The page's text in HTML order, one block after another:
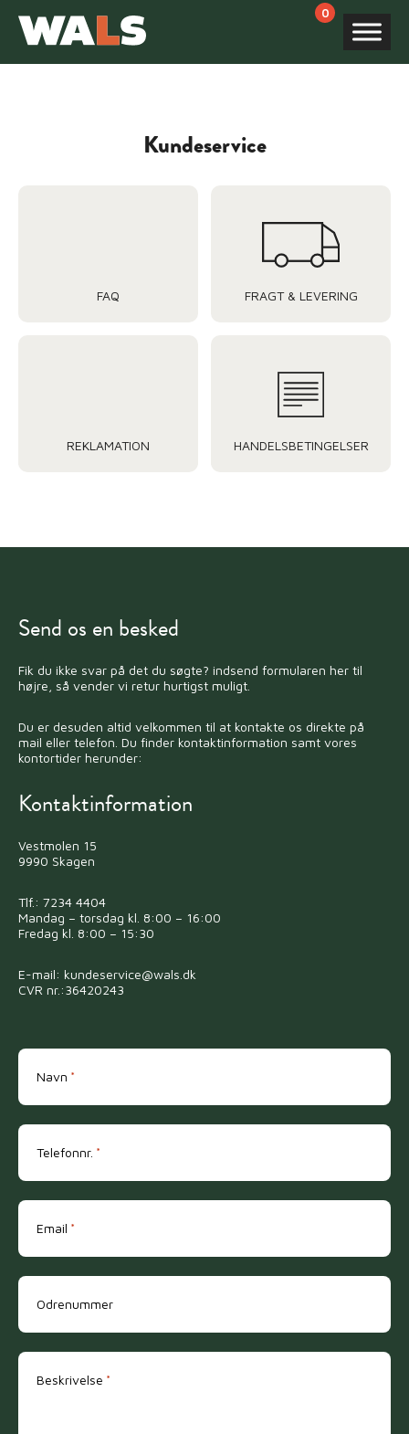
Kundeservice
FAQ FRAGT & LEVERING
REKLAMATION HANDELSBETINGELSER
Send os en besked
Fik du ikke svar på det du søgte? indsend formularen her til
højre, så vender vi retur hurtigst muligt.
Du er desuden altid velkommen til at kontakte os direkte på
mail eller telefon. Du finder kontaktinformation samt vores
kontortider herunder:
Kontaktinformation
Vestmolen 15
9990 Skagen
Tlf.: 7234 4404
Mandag – torsdag kl. 8:00 – 16:00
Fredag kl. 8:00 – 15:30
E-mail: kundeservice@wals.dk
CVR nr.:36420243
Navn *
Telefonnr. *
Email *
Odrenummer
Beskrivelse *